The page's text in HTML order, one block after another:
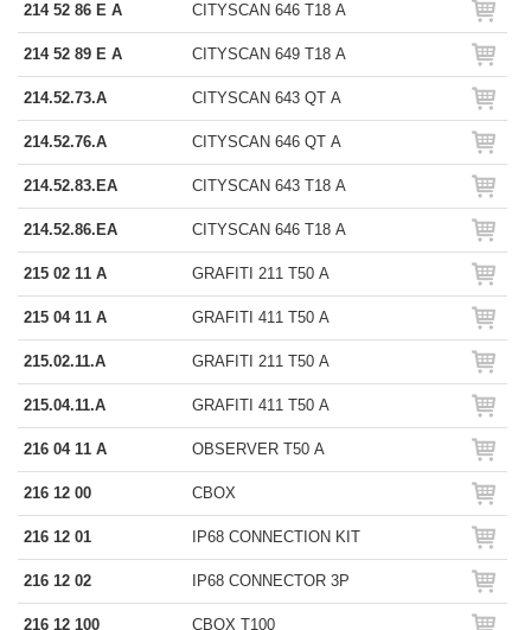
214 52 86 E A CITYSCAN 646 T18 A
214 52 89 E A CITYSCAN 649 T18 A
214.52.73.A CITYSCAN 643 QT A
214.52.76.A CITYSCAN 646 QT A
214.52.83.EA CITYSCAN 643 T18 A
214.52.86.EA CITYSCAN 646 T18 A
215 02 11 A GRAFITI 211 T50 A
215 04 11 A GRAFITI 411 T50 A
215.02.11.A GRAFITI 211 T50 A
215.04.11.A GRAFITI 411 T50 A
216 04 11 A OBSERVER T50 A
216 12 00 CBOX
216 12 01 IP68 CONNECTION KIT
216 12 02 IP68 CONNECTOR 3P
216 12 100 CBOX T100